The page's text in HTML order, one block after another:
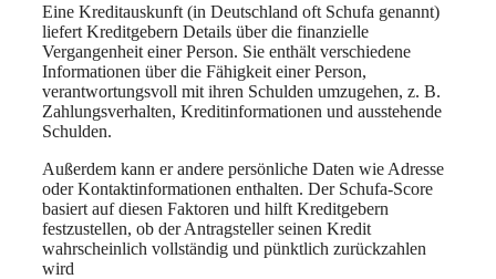
Eine Kreditauskunft (in Deutschland oft Schufa genannt)
liefert Kreditgebern Details über die finanzielle
Vergangenheit einer Person. Sie enthält verschiedene
Informationen über die Fähigkeit einer Person,
verantwortungsvoll mit ihren Schulden umzugehen, z. B.
Zahlungsverhalten, Kreditinformationen und ausstehende
Schulden.
Außerdem kann er andere persönliche Daten wie Adresse
oder Kontaktinformationen enthalten. Der Schufa-Score
basiert auf diesen Faktoren und hilft Kreditgebern
festzustellen, ob der Antragsteller seinen Kredit
wahrscheinlich vollständig und pünktlich zurückzahlen
wird